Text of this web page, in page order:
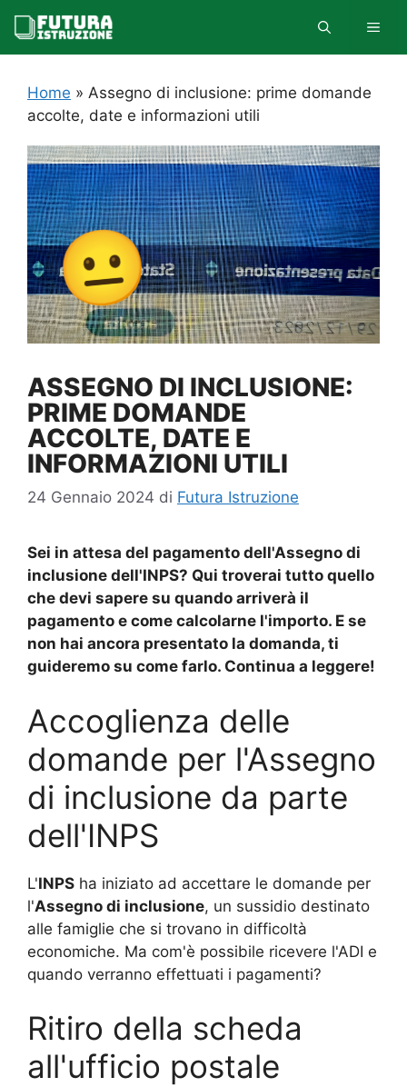
contenuto
Home » Assegno di inclusione: prime domande
accolte, date e informazioni utili
ASSEGNO DI INCLUSIONE:
PRIME DOMANDE
ACCOLTE, DATE E
INFORMAZIONI UTILI
24 Gennaio 2024 di Futura Istruzione
Sei in attesa del pagamento dell'Assegno di
inclusione dell'INPS? Qui troverai tutto quello
che devi sapere su quando arriverà il
pagamento e come calcolarne l'importo. E se
non hai ancora presentato la domanda, ti
guideremo su come farlo. Continua a leggere!
Accoglienza delle
domande per l'Assegno
di inclusione da parte
dell'INPS
L'INPS ha iniziato ad accettare le domande per
l'Assegno di inclusione, un sussidio destinato
alle famiglie che si trovano in difficoltà
economiche. Ma com'è possibile ricevere l'ADI e
quando verranno effettuati i pagamenti?
Ritiro della scheda
all'ufficio postale